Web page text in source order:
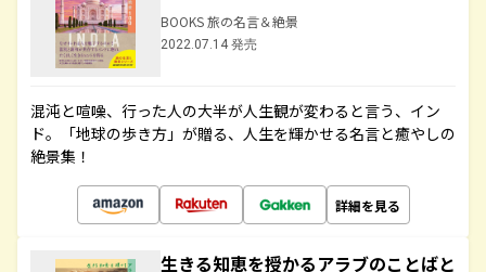
BOOKS 旅の名言＆絶景
2022.07.14 発売
混沌と喧噪、行った人の大半が人生観が変わると言う、イン
ド。「地球の歩き方」が贈る、人生を輝かせる名言と癒やしの
絶景集！
詳細を見る
生きる知恵を授かるアラブのことばと